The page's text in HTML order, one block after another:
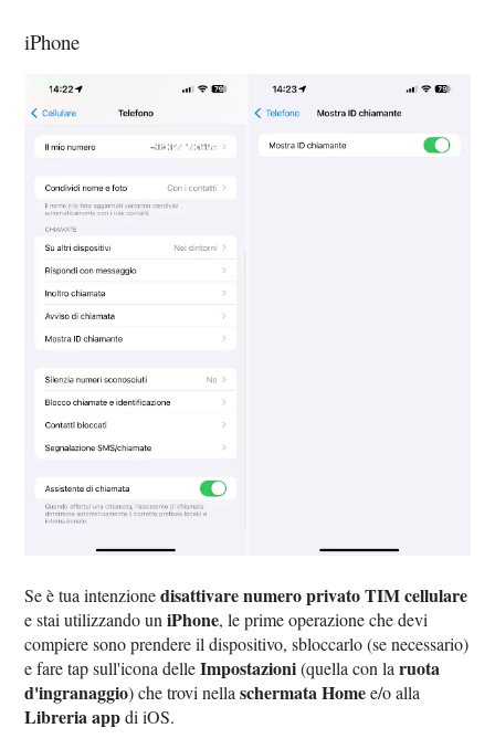
iPhone
Se è tua intenzionedisattivare numero privato TIM cellulare
e stai utilizzando uniPhone, le prime operazione che devi
compiere sono prendere il dispositivo, sbloccarlo (se necessario)
e fare tap sull'icona delleImpostazioni(quella con laruota
d'ingranaggio) che trovi nellaschermata Homee/o alla
Libreria appdi iOS.